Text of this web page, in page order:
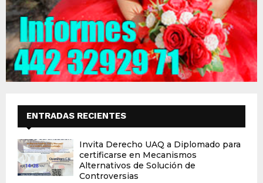
ENTRADAS RECIENTES
Invita Derecho UAQ a Diplomado para
certificarse en Mecanismos
Alternativos de Solución de
Controversias